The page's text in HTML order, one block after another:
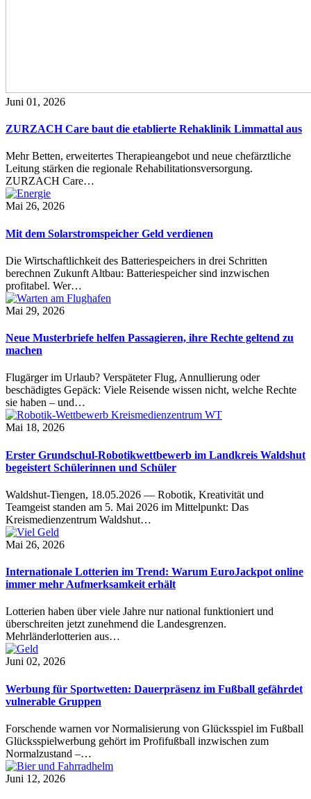
Juni 01, 2026
ZURZACH Care baut die etablierte Rehaklinik Limmattal aus
Mehr Betten, erweitertes Therapieangebot und neue chefärztliche
Leitung stärken die regionale Rehabilitationsversorgung.
ZURZACH Care…
Mai 26, 2026
Mit dem Solarstromspeicher Geld verdienen
Die Wirtschaftlichkeit des Batteriespeichers in drei Schritten
berechnen Zukunft Altbau: Batteriespeicher sind inzwischen
profitabel. Wer…
Mai 29, 2026
Neue Musterbriefe helfen Passagieren, ihre Rechte geltend zu
machen
Flugärger im Urlaub? Verspäteter Flug, Annullierung oder
beschädigtes Gepäck: Viele Reisende wissen nicht, welche Rechte
sie haben – und…
Mai 18, 2026
Erster Grundschul-Robotikwettbewerb im Landkreis Waldshut
begeistert Schülerinnen und Schüler
Waldshut-Tiengen, 18.05.2026 — Robotik, Kreativität und
Teamgeist standen am 5. Mai 2026 im Mittelpunkt: Das
Kreismedienzentrum Waldshut…
Mai 26, 2026
Internationale Lotterien im Trend: Warum EuroJackpot online
immer mehr Aufmerksamkeit erhält
Lotterien haben über viele Jahre nur national funktioniert und
überschreiten jetzt zunehmend die Landesgrenzen.
Mehrländerlotterien aus…
Juni 02, 2026
Werbung für Sportwetten: Dauerpräsenz im Fußball gefährdet
vulnerable Gruppen
Forschende warnen vor Normalisierung von Glücksspiel im Fußball
Glücksspielwerbung gehört im Profifußball inzwischen zum
Normalzustand –…
Juni 12, 2026